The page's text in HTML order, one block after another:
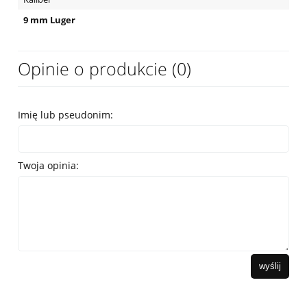
9 mm Luger
Opinie o produkcie (0)
Imię lub pseudonim:
Twoja opinia:
wyślij